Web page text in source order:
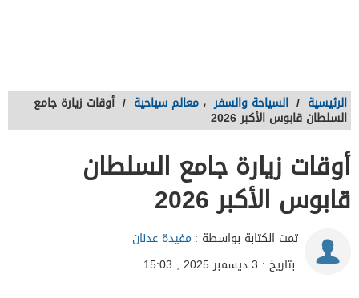
الرئيسية / السياحة والسفر ، معالم سياحية / أوقات زيارة جامع
السلطان قابوس الأكبر 2026
أوقات زيارة جامع السلطان
قابوس الأكبر 2026
تمت الكتابة بواسطة : مفيدة عدنان
بتاريخ : 3 ديسمبر 2025 , 15:03